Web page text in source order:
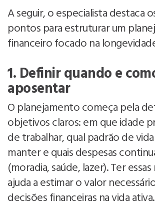
A seguir, o especialista destaca
pontos para estruturar um
financeiro focado na
1. Definir quando e
aposentar
O planejamento começa pela
objetivos claros: em que idade
de trabalhar, qual padrão de
manter e quais despesas
(moradia, saúde, lazer). Ter
ajuda a estimar o valor
decisões financeiras na vida ativa.